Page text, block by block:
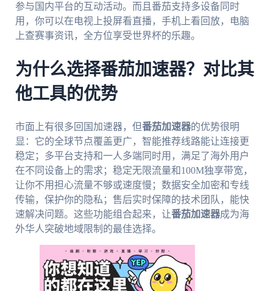
参与国内平台的互动活动。而且番茄支持多设备同时
用，你可以在电视上投屏看直播，手机上看回放，电脑
上查赛事资讯，全方位享受世界杯的乐趣。
为什么选择番茄加速器？对比其
他工具的优势
市面上有很多回国加速器，但番茄加速器的优势很明
显：它的全球节点覆盖更广，智能推荐线路能让连接更
稳定；多平台支持和一人多端同时用，满足了海外用户
在不同设备上的需求；稳定无限流量和100M独享带宽，
让你不用担心流量不够或速度慢；数据安全加密和专线
传输，保护你的隐私；售后实时保障的技术团队，能快
速解决问题。这些功能组合起来，让番茄加速器成为海
外华人突破地域限制的最佳选择。